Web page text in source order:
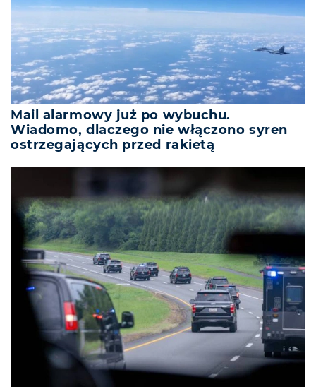
Mail alarmowy już po wybuchu.
Wiadomo, dlaczego nie włączono syren
ostrzegających przed rakietą